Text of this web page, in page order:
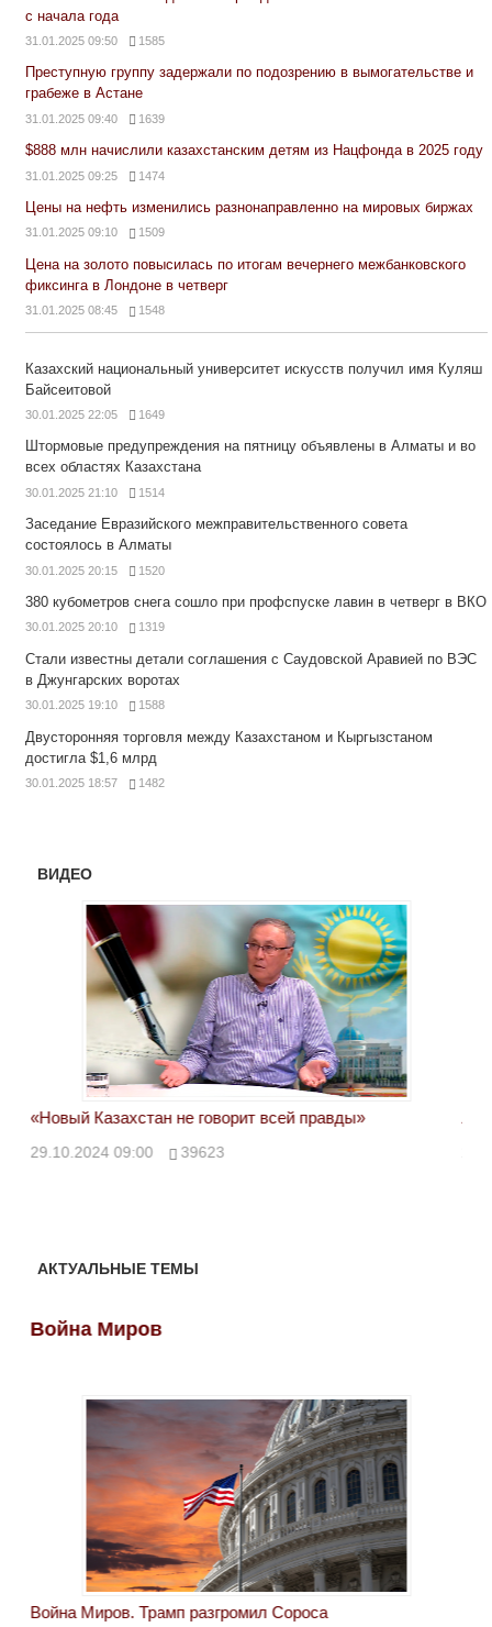
с начала года
31.01.2025 09:50 1585
Преступную группу задержали по подозрению в вымогательстве и
грабеже в Астане
31.01.2025 09:40 1639
$888 млн начислили казахстанским детям из Нацфонда в 2025 году
31.01.2025 09:25 1474
Цены на нефть изменились разнонаправленно на мировых биржах
31.01.2025 09:10 1509
Цена на золото повысилась по итогам вечернего межбанковского
фиксинга в Лондоне в четверг
31.01.2025 08:45 1548
Казахский национальный университет искусств получил имя Куляш
Байсеитовой
30.01.2025 22:05 1649
Штормовые предупреждения на пятницу объявлены в Алматы и во
всех областях Казахстана
30.01.2025 21:10 1514
Заседание Евразийского межправительственного совета
состоялось в Алматы
30.01.2025 20:15 1520
380 кубометров снега сошло при профспуске лавин в четверг в ВКО
30.01.2025 20:10 1319
Стали известны детали соглашения с Саудовской Аравией по ВЭС
в Джунгарских воротах
30.01.2025 19:10 1588
Двусторонняя торговля между Казахстаном и Кыргызстаном
достигла $1,6 млрд
30.01.2025 18:57 1482
ВИДЕО
«Новый Казахстан не говорит всей правды»
29.10.2024 09:00 39623
АКТУАЛЬНЫЕ ТЕМЫ
Война Миров
Война Миров. Трамп разгромил Сороса